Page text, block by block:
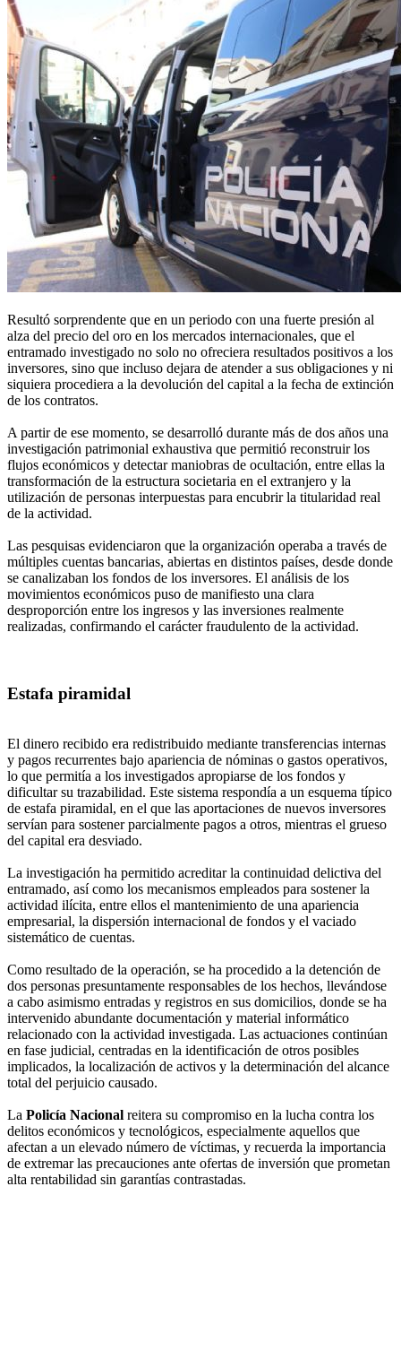
Resultó sorprendente que en un periodo con una fuerte presión al
alza del precio del oro en los mercados internacionales, que el
entramado investigado no solo no ofreciera resultados positivos a los
inversores, sino que incluso dejara de atender a sus obligaciones y ni
siquiera procediera a la devolución del capital a la fecha de extinción
de los contratos.
A partir de ese momento, se desarrolló durante más de dos años una
investigación patrimonial exhaustiva que permitió reconstruir los
flujos económicos y detectar maniobras de ocultación, entre ellas la
transformación de la estructura societaria en el extranjero y la
utilización de personas interpuestas para encubrir la titularidad real
de la actividad.
Las pesquisas evidenciaron que la organización operaba a través de
múltiples cuentas bancarias, abiertas en distintos países, desde donde
se canalizaban los fondos de los inversores. El análisis de los
movimientos económicos puso de manifiesto una clara
desproporción entre los ingresos y las inversiones realmente
realizadas, confirmando el carácter fraudulento de la actividad.
Estafa piramidal
El dinero recibido era redistribuido mediante transferencias internas
y pagos recurrentes bajo apariencia de nóminas o gastos operativos,
lo que permitía a los investigados apropiarse de los fondos y
dificultar su trazabilidad. Este sistema respondía a un esquema típico
de estafa piramidal, en el que las aportaciones de nuevos inversores
servían para sostener parcialmente pagos a otros, mientras el grueso
del capital era desviado.
La investigación ha permitido acreditar la continuidad delictiva del
entramado, así como los mecanismos empleados para sostener la
actividad ilícita, entre ellos el mantenimiento de una apariencia
empresarial, la dispersión internacional de fondos y el vaciado
sistemático de cuentas.
Como resultado de la operación, se ha procedido a la detención de
dos personas presuntamente responsables de los hechos, llevándose
a cabo asimismo entradas y registros en sus domicilios, donde se ha
intervenido abundante documentación y material informático
relacionado con la actividad investigada. Las actuaciones continúan
en fase judicial, centradas en la identificación de otros posibles
implicados, la localización de activos y la determinación del alcance
total del perjuicio causado.
La Policía Nacional reitera su compromiso en la lucha contra los
delitos económicos y tecnológicos, especialmente aquellos que
afectan a un elevado número de víctimas, y recuerda la importancia
de extremar las precauciones ante ofertas de inversión que prometan
alta rentabilidad sin garantías contrastadas.